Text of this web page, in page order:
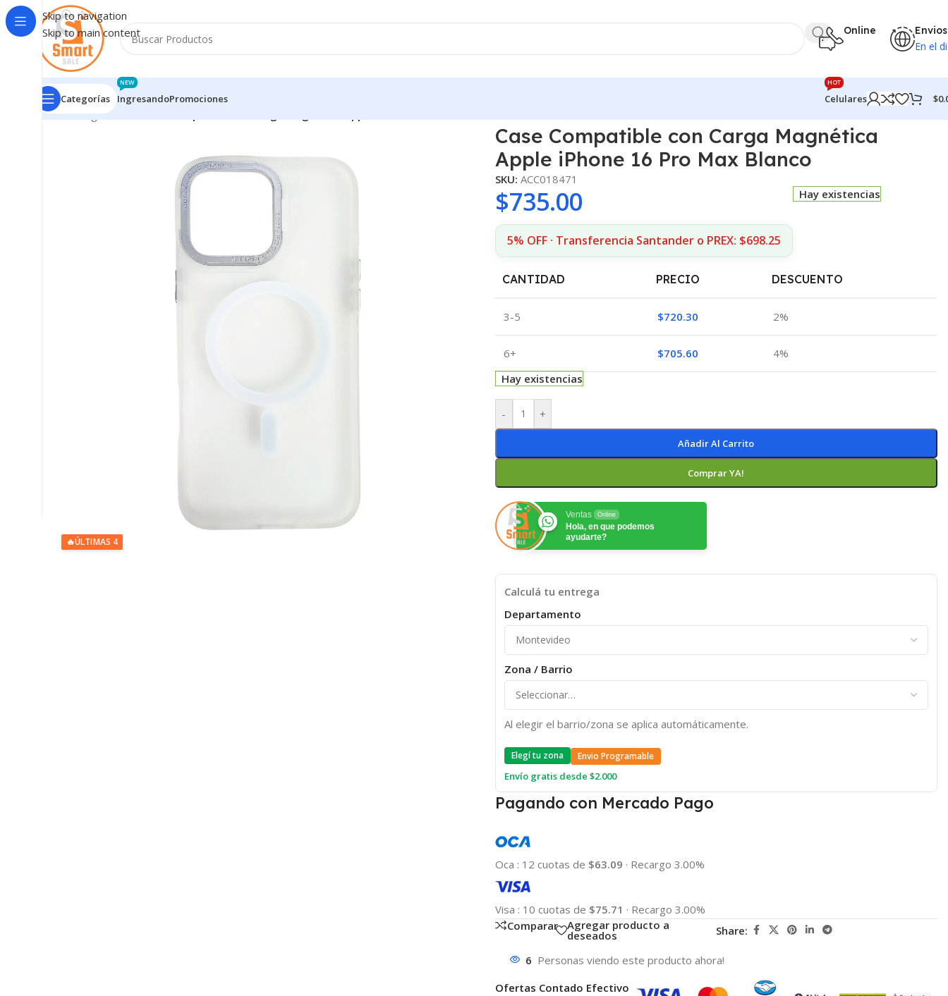
Skip to navigation
Skip to main content
Online Envios
En el
Categorías Ingresando
NEW
Promociones Celulares
HOT
$
Inicio/Ingresando
🔥ÚLTIMAS 4
Case Compatible con Carga Magnética
Apple iPhone 16 Pro Max Blanco
SKU: ACC018471
$735.00
5% OFF · Transferencia Santander o PREX: $698.25
Hay existencias
CANTIDAD PRECIO DESCUENTO
3-5 $720.30 2%
6+ $705.60
4%
Hay existencias
- +
Añadir Al Carrito
Comprar YA!
Ventas Online
Hola, en que podemos
ayudarte?
Calculá tu entrega
Departamento
Zona / Barrio
Al elegir el barrio/zona se aplica automáticamente.
Elegí tu zona Envio Programable
Envío gratis desde $2.000
Pagando con Mercado Pago
Oca : 12 cuotas de $63.09 · Recargo 3.00%
Visa : 10 cuotas de $75.71 · Recargo 3.00%
Comparar
Agregar producto a
deseados Share:
6 Personas viendo este producto ahora!
Ofertas Contado Efectivo